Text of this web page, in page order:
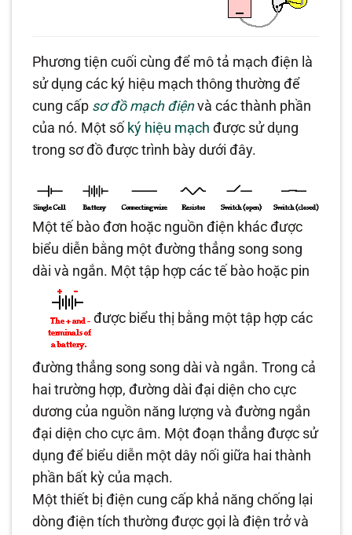
Phương tiện cuối cùng để mô tả mạch điện là
sử dụng các ký hiệu mạch thông thường để
cung cấp sơ đồ mạch điệnvà các thành phần
của nó. Một số ký hiệu mạch được sử dụng
trong sơ đồ được trình bày dưới đây.
Một tế bào đơn hoặc nguồn điện khác được
biểu diễn bằng một đường thẳng song song
dài và ngắn. Một tập hợp các tế bào hoặc pin
được biểu thị bằng một tập hợp các
đường thẳng song song dài và ngắn. Trong cả
hai trường hợp, đường dài đại diện cho cực
dương của nguồn năng lượng và đường ngắn
đại diện cho cực âm. Một đoạn thẳng được sử
dụng để biểu diễn một dây nối giữa hai thành
phần bất kỳ của mạch.
Một thiết bị điện cung cấp khả năng chống lại
dòng điện tích thường được gọi là điện trở và